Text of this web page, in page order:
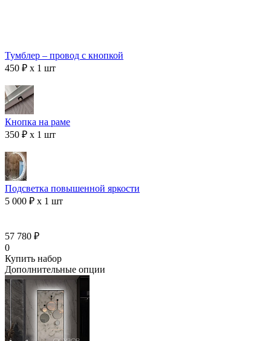
Тумблер – провод с кнопкой
450 ₽ x 1 шт
Кнопка на раме
350 ₽ x 1 шт
Подсветка повышенной яркости
5 000 ₽ x 1 шт
57 780 ₽
0
Купить набор
Дополнительные опции